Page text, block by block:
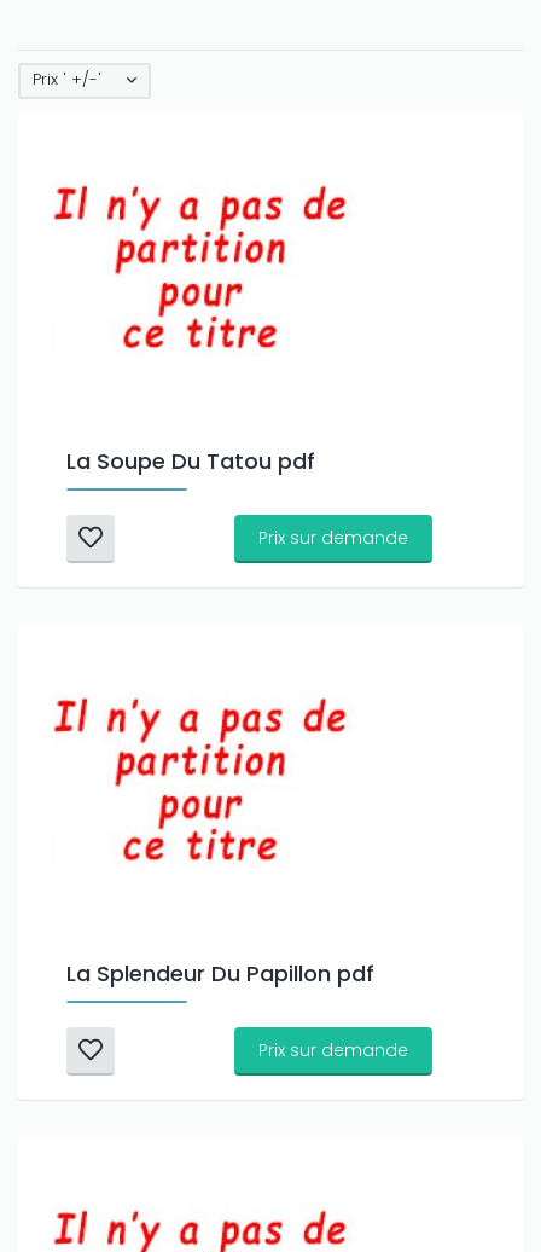
Prix ' +/-'
La Soupe Du Tatou pdf
Prix sur demande
La Splendeur Du Papillon pdf
Prix sur demande